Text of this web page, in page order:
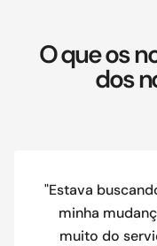
O que os
dos
"Estava
minha
muito do